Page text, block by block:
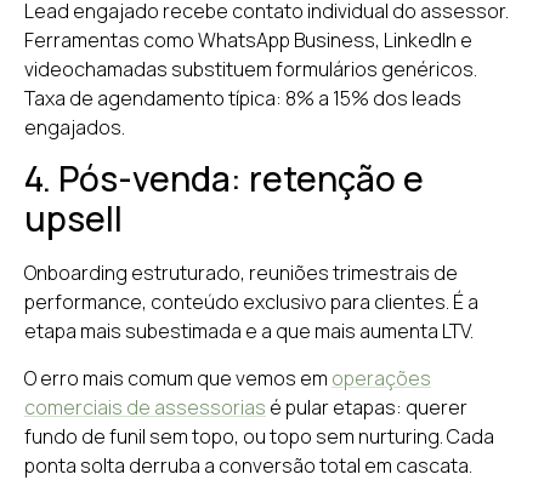
Lead engajado recebe contato individual do assessor.
Ferramentas como WhatsApp Business, LinkedIn e
videochamadas substituem formulários genéricos.
Taxa de agendamento típica: 8% a 15% dos leads
engajados.
4. Pós-venda: retenção e
upsell
Onboarding estruturado, reuniões trimestrais de
performance, conteúdo exclusivo para clientes. É a
etapa mais subestimada e a que mais aumenta LTV.
O erro mais comum que vemos em operações
comerciais de assessorias é pular etapas: querer
fundo de funil sem topo, ou topo sem nurturing. Cada
ponta solta derruba a conversão total em cascata.